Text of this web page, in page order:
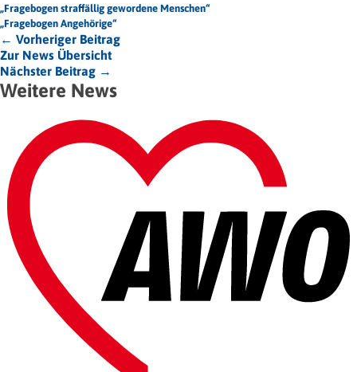
„Fragebogen straffällig gewordene Menschen“
„Fragebogen Angehörige“
← Vorheriger Beitrag
Zur News Übersicht
Nächster Beitrag →
Weitere News